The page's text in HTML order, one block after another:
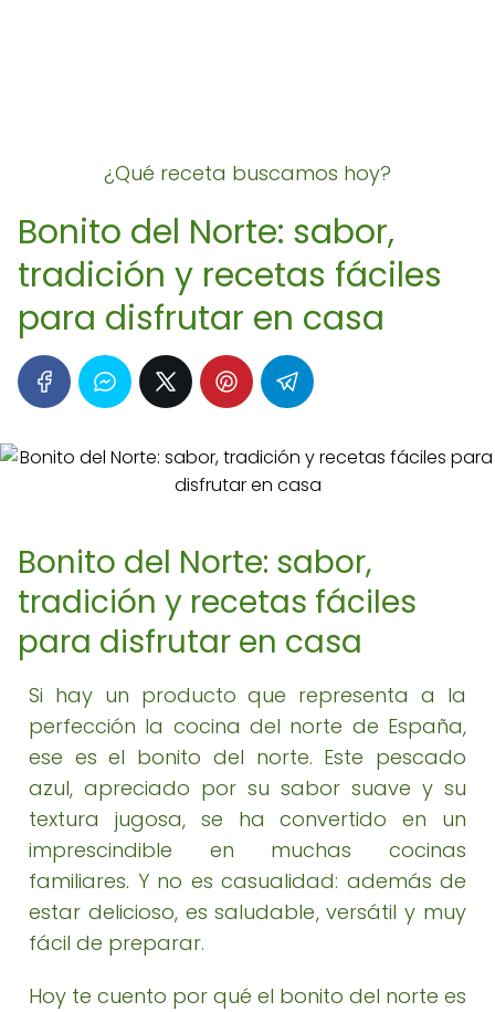
¿Qué receta buscamos hoy?
Bonito del Norte: sabor,
tradición y recetas fáciles
para disfrutar en casa
Bonito del Norte: sabor,
tradición y recetas fáciles
para disfrutar en casa
Si hay un producto que representa a la
perfección la cocina del norte de España,
ese es el bonito del norte. Este pescado
azul, apreciado por su sabor suave y su
textura jugosa, se ha convertido en un
imprescindible en muchas cocinas
familiares. Y no es casualidad: además de
estar delicioso, es saludable, versátil y muy
fácil de preparar.
Hoy te cuento por qué el bonito del norte es